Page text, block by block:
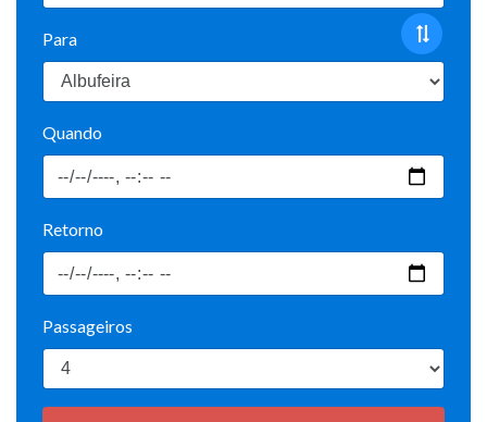
Para
Quando
Retorno
Passageiros